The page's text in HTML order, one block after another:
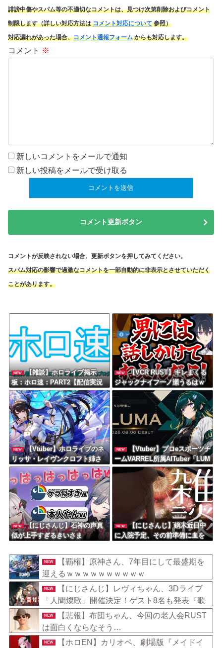
誹謗中傷やスパム等の不適切なコメントは、見つけ次第削除およびコメント
制限します（詳しい対応方法はコメント対応について参照）
対応漏れがあった場合、コメント通報フォームからも対応します。
コメント ※
新しいコメントをメールで通知
新しい投稿をメールで受け取る
コメント更新ボタン
コメントが反映されない場合、更新ボタンを押してみてください。
スパム対応の影響で過激なコメントを一部自動的に非表示とさせていただく
ことがあります。
NEW
【雑談】ホロライブ掲示
板：ホロ速：PART2【配信実況
可】
NEW
【VCR RUST】キレまくる
ジャックナイフ一ノ瀬うるはｗ
ｗｗ
NEW
【Vtuber】ホロライブのネ
リッサ・レイヴンクロフト姉さ
ん、登録者数100万人達成！
NEW
【Vtuber】プロeスポーツチ
ームVARREL所属AITuber「LUM
A」がデビュー。
NEW
【にじさんじ】石神の声真
似が上手すぎるきいさま
NEW
【にじさんじ】鏑木近日中
に入院予定、その前準備に血を
NEW
【覇権】原神さん、7年目にして最盛期を
迎えるｗｗｗｗｗｗｗｗｗｗ
NEW
【にじさんじ】レヴィちゃん、3Dライブ
「人間燦歌」開催決定！ゲスト8名も発表『歌
うまバイキングなゲストや』【8/18(火)21:00】
NEW
【悲報】布団ちゃん、今回の老人会RUST
は面白くならなそう…
NEW 【ホロEN】カリオペ、劇場版『メイドイ